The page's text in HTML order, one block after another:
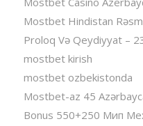
Mostbet Hindistan
Proloq Və Qeydiyyat –
mostbet kirish
mostbet ozbekistonda
Mostbet-az 45
Bonus 550+250 Мип